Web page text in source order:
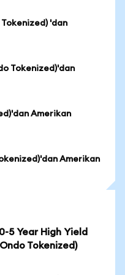
'dan
Tokenized)'dan
Amerikan
Amerikan
5 Year High Yield
Tokenized)